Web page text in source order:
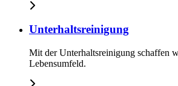
Unterhaltsreinigung
Mit der Unterhaltsreinigung schaffen
Lebensumfeld.